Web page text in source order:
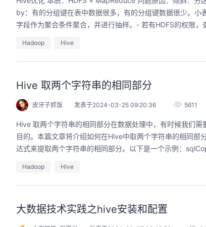
by：有的分组键在表中数据很多，有的分组键数据很少。
字段作为聚合条件聚合，并进行抽样。- 若有HDFS的权限，
Hadoop Hive
Hive 取两个字符串的相同部分
皮牙子抓饭 发表于2024-03-25 09:20:36 5611
Hive 取两个字符串的相同部分在数据处理中，有时候我们
目的。本篇文章将介绍如何在Hive中取两个字符串的相同
达式来提取两个字符串的相同部分。以下是一个示例：
Hadoop Hive
大数据技术实践之hive安装和配置